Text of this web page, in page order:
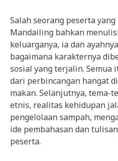
Salah seorang peserta
Mandailing bahkan
keluarganya, ia dan
bagaimana karakternya
sosial yang terjalin. Semua
dari perbincangan hangat
makan. Selanjutnya, tema-
etnis, realitas kehidupan
pengelolaan sampah,
ide pembahasan dan
peserta.